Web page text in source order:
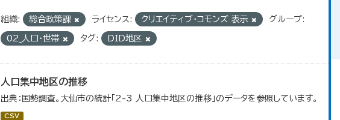
組織: 総合政策課 ライセンス: クリエイティブ・コモンズ 表示 グループ:
02_人口・世帯 タグ: DID地区
人口集中地区の推移
出典：国勢調査。大仙市の統計「2-3 人口集中地区の推移」のデータを参照しています。
CSV